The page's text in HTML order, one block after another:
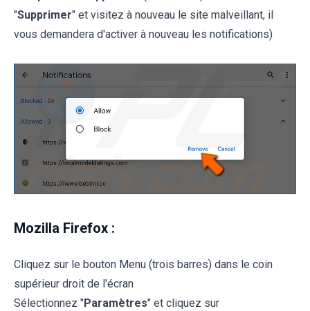
"Supprimer" et visitez à nouveau le site malveillant, il
vous demandera d'activer à nouveau les notifications)
Mozilla Firefox :
Cliquez sur le bouton Menu (trois barres) dans le coin
supérieur droit de l'écran
Sélectionnez "Paramètres" et cliquez sur